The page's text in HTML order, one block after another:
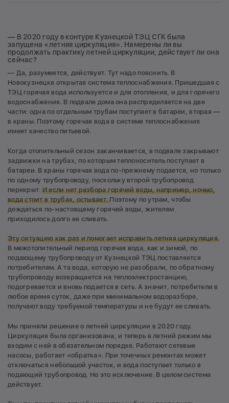
— В 2020 году в контуре Кузнецкой ТЭЦ СГК была
запущена «летняя циркуляция». Намерены ли вы
продолжать практику летней циркуляции, действует ли она
сейчас?
— Да, разумеется, действует. Тут надо пояснить. В
Новокузнецке открытая система теплоснабжения. Пришедшая с
ТЭЦ горячая вода используется и для отопления, и для горячего
водоснабжения. В подвале дома она распределяется на две
части: одна по отдельным трубам поступает в батареи, вторая —
в краны. Поэтому горячая вода в системе теплоснабжения
имеет качество питьевой.
Когда отопительный сезон заканчивается, в подвале закрывают
задвижки на трубах, по которым теплоноситель поступает в
батареи. В краны горячая вода по-прежнему подается, но только
по одному трубопроводу, поскольку второй трубопровод
перекрыт. И если нет разбора горячей воды, например, ночью,
вода стоит в трубах, остывает.Поэтому по утрам, чтобы
дождаться по-настоящему горячей воды, жителям
приходилось долго ее сливать.
Эту ситуацию как раз и помогает исправить летняя циркуляция.
В межотопительный период горячая вода, как и зимой, по
подающему трубопроводу от Кузнецкой ТЭЦ поставляется
потребителям. А та вода, которую не разобрали, по обратному
трубопроводу возвращается на теплоэлектростанцию,
подогревается и вновь подается в сеть. А значит, потребители в
любое время суток, даже при минимальном водоразборе,
получают воду требуемой температуры и не будут ее сливать.
Мы приняли решение о летней циркуляции в 2020 году.
Циркуляция была организована, и теперь в летний режим мы
входим с ней в обязательном порядке. Работают сетевые
насосы, работает «обратка». При точечных ремонтах может
отключаться небольшой участок, и вода поступает только в
подающий трубопровод. Но это исключение. В целом система
действует.